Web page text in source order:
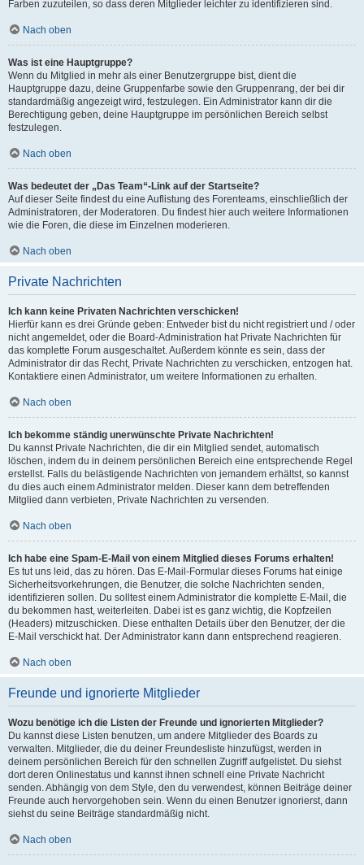
Farben zuzuteilen, so dass deren Mitglieder leichter zu identifizieren sind.
Nach oben
Was ist eine Hauptgruppe?
Wenn du Mitglied in mehr als einer Benutzergruppe bist, dient die
Hauptgruppe dazu, deine Gruppenfarbe sowie den Gruppenrang, der bei dir
standardmäßig angezeigt wird, festzulegen. Ein Administrator kann dir die
Berechtigung geben, deine Hauptgruppe im persönlichen Bereich selbst
festzulegen.
Nach oben
Was bedeutet der „Das Team“-Link auf der Startseite?
Auf dieser Seite findest du eine Auflistung des Forenteams, einschließlich der
Administratoren, der Moderatoren. Du findest hier auch weitere Informationen
wie die Foren, die diese im Einzelnen moderieren.
Nach oben
Private Nachrichten
Ich kann keine Privaten Nachrichten verschicken!
Hierfür kann es drei Gründe geben: Entweder bist du nicht registriert und / oder
nicht angemeldet, oder die Board-Administration hat Private Nachrichten für
das komplette Forum ausgeschaltet. Außerdem könnte es sein, dass der
Administrator dir das Recht, Private Nachrichten zu verschicken, entzogen hat.
Kontaktiere einen Administrator, um weitere Informationen zu erhalten.
Nach oben
Ich bekomme ständig unerwünschte Private Nachrichten!
Du kannst Private Nachrichten, die dir ein Mitglied sendet, automatisch
löschen, indem du in deinem persönlichen Bereich eine entsprechende Regel
erstellst. Falls du belästigende Nachrichten von jemandem erhältst, so kannst
du dies auch einem Administrator melden. Dieser kann dem betreffenden
Mitglied dann verbieten, Private Nachrichten zu versenden.
Nach oben
Ich habe eine Spam-E-Mail von einem Mitglied dieses Forums erhalten!
Es tut uns leid, das zu hören. Das E-Mail-Formular dieses Forums hat einige
Sicherheitsvorkehrungen, die Benutzer, die solche Nachrichten senden,
identifizieren sollen. Du solltest einem Administrator die komplette E-Mail, die
du bekommen hast, weiterleiten. Dabei ist es ganz wichtig, die Kopfzeilen
(Headers) mitzuschicken. Diese enthalten Details über den Benutzer, der die
E-Mail verschickt hat. Der Administrator kann dann entsprechend reagieren.
Nach oben
Freunde und ignorierte Mitglieder
Wozu benötige ich die Listen der Freunde und ignorierten Mitglieder?
Du kannst diese Listen benutzen, um andere Mitglieder des Boards zu
verwalten. Mitglieder, die du deiner Freundesliste hinzufügst, werden in
deinem persönlichen Bereich für den schnellen Zugriff aufgelistet. Du siehst
dort deren Onlinestatus und kannst ihnen schnell eine Private Nachricht
senden. Abhängig von dem Style, den du verwendest, können Beiträge deiner
Freunde auch hervorgehoben sein. Wenn du einen Benutzer ignorierst, dann
siehst du seine Beiträge standardmäßig nicht.
Nach oben